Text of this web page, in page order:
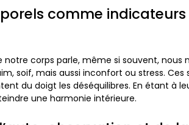
comme
corps parle, même si souvent, nous
soif, mais aussi inconfort ou stress. Ces
du doigt les déséquilibres. En étant à
une harmonie intérieure.